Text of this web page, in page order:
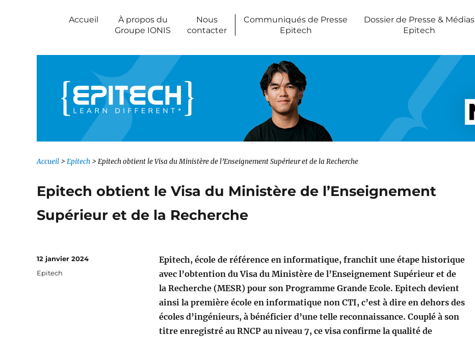
Accueil
À propos du
Groupe IONIS
Nous
contacter
Communiqués de Presse
Epitech
Dossier de Presse & Médias
Epitech
Accueil > Epitech > Epitech obtient le Visa du Ministère de l’Enseignement Supérieur et de la Recherche
Epitech obtient le Visa du Ministère de l’Enseignement
Supérieur et de la Recherche
Epitech, école de référence en informatique, franchit une étape historique
avec l’obtention du Visa du Ministère de l’Enseignement Supérieur et de
la Recherche (MESR) pour son Programme Grande Ecole. Epitech devient
ainsi la première école en informatique non CTI, c’est à dire en dehors des
écoles d’ingénieurs, à bénéficier d’une telle reconnaissance. Couplé à son
titre enregistré au RNCP au niveau 7, ce visa confirme la qualité de
Publié
le
12 janvier 2024
Catégories
Epitech